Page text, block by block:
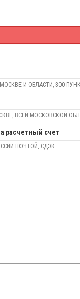
И ОБЛАСТИ, 300
ВСЕЙ МОСКОВСКОЙ
расчетный счет
ПОЧТОЙ, СДЭК